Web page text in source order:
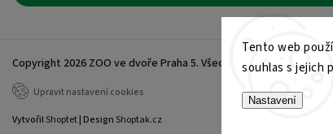
Tento web
souhlas s jejich
Nastavení
Copyright 2026 ZOO ve dvoře Praha 5. Všechna práva vyhrazena.
Upravit nastavení cookies
VytvořilShoptet| Design Shoptak.cz